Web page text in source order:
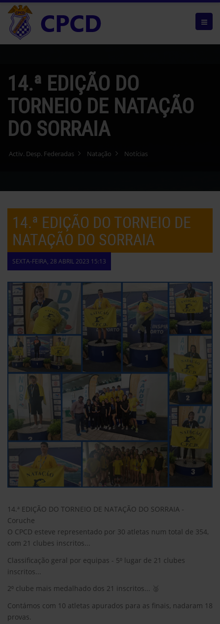
14.ª EDIÇÃO DO
TORNEIO DE NATAÇÃO
DO SORRAIA
Activ. Desp. Federadas Natação Notícias
14.ª EDIÇÃO DO TORNEIO DE
NATAÇÃO DO SORRAIA
SEXTA-FEIRA, 28 ABRIL 2023 15:13
14.ª EDIÇÃO DO TORNEIO DE NATAÇÃO DO SORRAIA -
Coruche
O CPCD esteve representado por 30 atletas num total de 354,
com 21 clubes inscritos...
Classificação geral por equipas - 5⁰ lugar de 21 clubes
inscritos...
2⁰ clube mais medalhado dos 21 inscritos... 🥈
Contámos com 10 atletas apurados para as finais, nadaram 18
provas.